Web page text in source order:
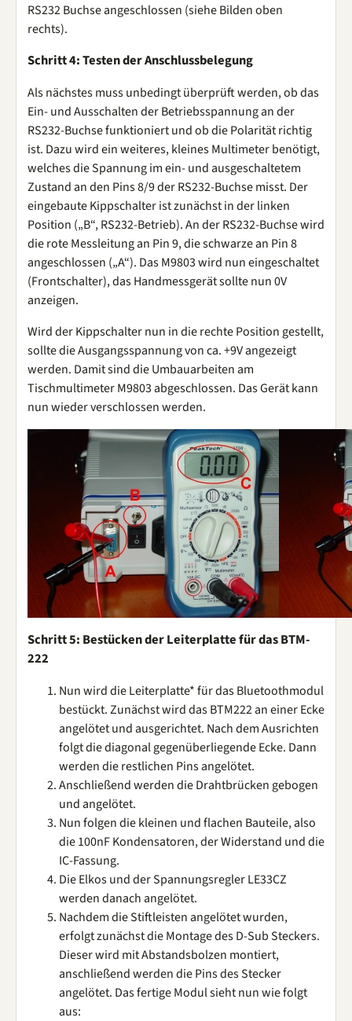
RS232 Buchse angeschlossen (siehe Bilden oben
rechts).
Schritt 4: Testen der Anschlussbelegung
Als nächstes muss unbedingt überprüft werden, ob das
Ein- und Ausschalten der Betriebsspannung an der
RS232-Buchse funktioniert und ob die Polarität richtig
ist. Dazu wird ein weiteres, kleines Multimeter benötigt,
welches die Spannung im ein- und ausgeschaltetem
Zustand an den Pins 8/9 der RS232-Buchse misst. Der
eingebaute Kippschalter ist zunächst in der linken
Position („B“, RS232-Betrieb). An der RS232-Buchse wird
die rote Messleitung an Pin 9, die schwarze an Pin 8
angeschlossen („A“). Das M9803 wird nun eingeschaltet
(Frontschalter), das Handmessgerät sollte nun 0V
anzeigen.
Wird der Kippschalter nun in die rechte Position gestellt,
sollte die Ausgangsspannung von ca. +9V angezeigt
werden. Damit sind die Umbauarbeiten am
Tischmultimeter M9803 abgeschlossen. Das Gerät kann
nun wieder verschlossen werden.
Schritt 5: Bestücken der Leiterplatte für das BTM-
222
Nun wird die Leiterplatte* für das Bluetoothmodul
bestückt. Zunächst wird das BTM222 an einer Ecke
angelötet und ausgerichtet. Nach dem Ausrichten
folgt die diagonal gegenüberliegende Ecke. Dann
werden die restlichen Pins angelötet.
Anschließend werden die Drahtbrücken gebogen
und angelötet.
Nun folgen die kleinen und flachen Bauteile, also
die 100nF Kondensatoren, der Widerstand und die
IC-Fassung.
Die Elkos und der Spannungsregler LE33CZ
werden danach angelötet.
Nachdem die Stiftleisten angelötet wurden,
erfolgt zunächst die Montage des D-Sub Steckers.
Dieser wird mit Abstandsbolzen montiert,
anschließend werden die Pins des Stecker
angelötet. Das fertige Modul sieht nun wie folgt
aus: